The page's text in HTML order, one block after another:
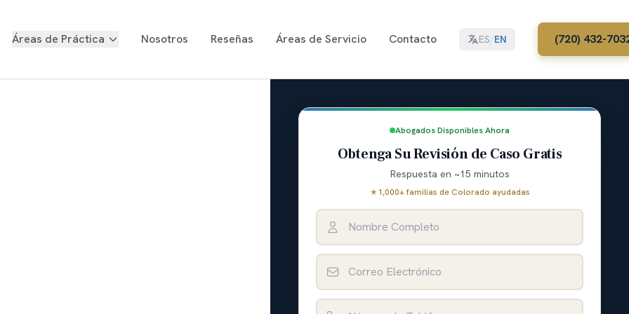
Áreas de Práctica Nosotros Reseñas Áreas de Servicio Contacto ES/EN (720) 432-
Abogados Disponibles Ahora
Obtenga Su Revisión de Caso Gratis
Respuesta en ~15 minutos
★1,000+ familias de Colorado ayudadas
Nombre Completo
Correo Electrónico
Número de Teléfono